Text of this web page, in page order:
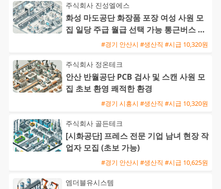
주식회사 진성엘에스
화성 마도공단 화장품 포장 여성 사원 모
집 일당 주급 월급 선택 가능 통근버스 운
#경기 안산시 #생산직 #시급 10,320원
주식회사 정온테크
안산 반월공단 PCB 검사 및 스캔 사원 모
집 초보 환영 쾌적한 환경
#경기 시흥시 #생산직 #시급 10,320원
주식회사 골든테크
[시화공단] 프레스 전문 기업 남녀 현장 작
업자 모집 (초보 가능)
#경기 안산시 #생산직 #시급 10,625원
엠더블유시스템